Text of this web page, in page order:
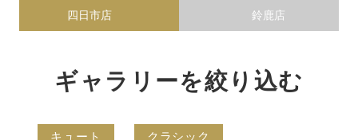
四日市店 鈴鹿店
ギャラリーを絞り込む
キュート クラシック